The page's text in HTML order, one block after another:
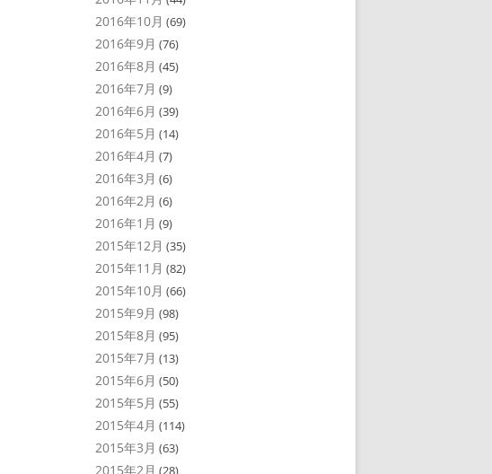
2016年10月 (69)
2016年9月 (76)
2016年8月 (45)
2016年7月 (9)
2016年6月 (39)
2016年5月 (14)
2016年4月 (7)
2016年3月 (6)
2016年2月 (6)
2016年1月 (9)
2015年12月 (35)
2015年11月 (82)
2015年10月 (66)
2015年9月 (98)
2015年8月 (95)
2015年7月 (13)
2015年6月 (50)
2015年5月 (55)
2015年4月 (114)
2015年3月 (63)
2015年2月 (28)